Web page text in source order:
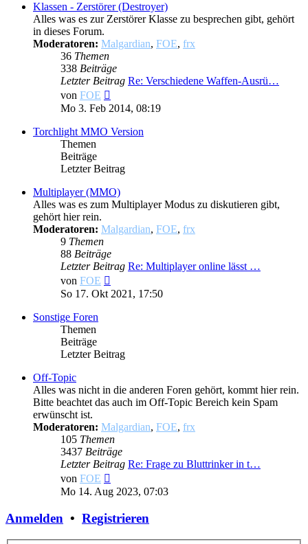
Klassen - Zerstörer (Destroyer)
Alles was es zur Zerstörer Klasse zu besprechen gibt, gehört
in dieses Forum.
Moderatoren: Malgardian, FOE, frx
36 Themen
338 Beiträge
Letzter Beitrag Re: Verschiedene Waffen-Ausrü…
von FOE
Beitrag
Mo 3. Feb 2014, 08:19
Torchlight MMO Version
Themen
Beiträge
Letzter Beitrag
Multiplayer (MMO)
Alles was es zum Multiplayer Modus zu diskutieren gibt,
gehört hier rein.
Moderatoren: Malgardian, FOE, frx
9 Themen
88 Beiträge
Letzter Beitrag Re: Multiplayer online lässt …
von FOE
Beitrag
So 17. Okt 2021, 17:50
Sonstige Foren
Themen
Beiträge
Letzter Beitrag
Off-Topic
Alles was nicht in die anderen Foren gehört, kommt hier rein.
Bitte beachtet das auch im Off-Topic Bereich kein Spam
erwünscht ist.
Moderatoren: Malgardian, FOE, frx
105 Themen
3437 Beiträge
Letzter Beitrag Re: Frage zu Bluttrinker in t…
von FOE
Beitrag
Mo 14. Aug 2023, 07:03
Anmelden • Registrieren